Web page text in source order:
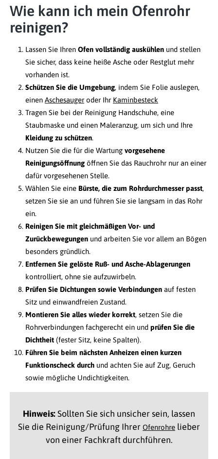
Wie kann ich mein Ofenrohr
reinigen?
Lassen Sie Ihren Ofen vollständig auskühlen und stellen
Sie sicher, dass keine heiße Asche oder Restglut mehr
vorhanden ist.
Schützen Sie die Umgebung, indem Sie Folie auslegen,
einen Aschesauger oder Ihr Kaminbesteck
Tragen Sie bei der Reinigung Handschuhe, eine
Staubmaske und einen Maleranzug, um sich und Ihre
Kleidung zu schützen.
Nutzen Sie die für die Wartung vorgesehene
Reinigungsöffnung öffnen Sie das Rauchrohr nur an einer
dafür vorgesehenen Stelle.
Wählen Sie eine Bürste, die zum Rohrdurchmesser passt,
setzen Sie sie an und führen Sie sie langsam in das Rohr
ein.
Reinigen Sie mit gleichmäßigen Vor- und
Zurückbewegungen und arbeiten Sie vor allem an Bögen
besonders gründlich.
Entfernen Sie gelöste Ruß- und Asche-Ablagerungen
kontrolliert, ohne sie aufzuwirbeln.
Prüfen Sie Dichtungen sowie Verbindungen auf festen
Sitz und einwandfreien Zustand.
Montieren Sie alles wieder korrekt, setzen Sie die
Rohrverbindungen fachgerecht ein und prüfen Sie die
Dichtheit (fester Sitz, keine Spalten).
Führen Sie beim nächsten Anheizen einen kurzen
Funktionscheck durch und achten Sie auf Zug, Geruch
sowie mögliche Undichtigkeiten.
Hinweis:Sollten Sie sich unsicher sein, lassen
Sie die Reinigung/Prüfung Ihrer Ofenrohre lieber
von einer Fachkraft durchführen.